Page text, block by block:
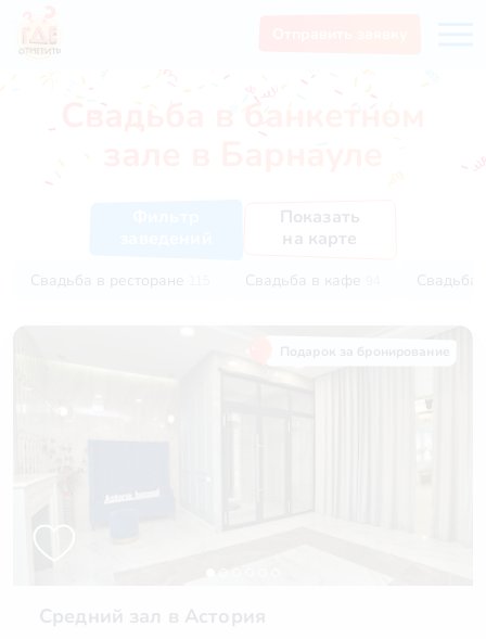
Свадьба в банкетном
Свадьба в ресторане Свадьба в кафе Свадьба
Показать
на карте
Средний зал в Астория